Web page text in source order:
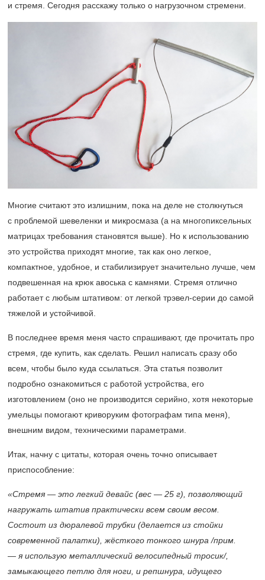
и стремя. Сегодня расскажу только о нагрузочном стремени.
Многие считают это излишним, пока на деле не столкнуться
с проблемой шевеленки и микросмаза (а на многопиксельных
матрицах требования становятся выше). Но к использованию
это устройства приходят многие, так как оно легкое,
компактное, удобное, и стабилизирует значительно лучше, чем
подвешенная на крюк авоська с камнями. Стремя отлично
работает с любым штативом: от легкой трэвел-серии до самой
тяжелой и устойчивой.
В последнее время меня часто спрашивают, где прочитать про
стремя, где купить, как сделать. Решил написать сразу обо
всем, чтобы было куда ссылаться. Эта статья позволит
подробно ознакомиться с работой устройства, его
изготовлением (оно не производится серийно, хотя некоторые
умельцы помогают криворуким фотографам типа меня),
внешним видом, техническими параметрами.
Итак, начну с цитаты, которая очень точно описывает
приспособление:
«Стремя — это легкий девайс (вес — 25 г), позволяющий
нагружать штатив практически всем своим весом.
Состоит из дюралевой трубки (делается из стойки
современной палатки), жёсткого тонкого шнура /прим.
— я использую металлический велосипедный тросик/,
замыкающего петлю для ноги, и репшнура, идущего